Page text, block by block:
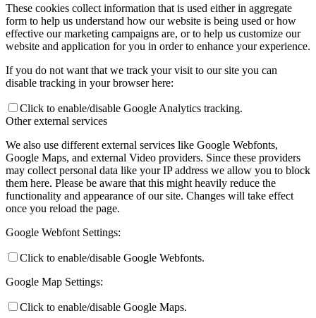
These cookies collect information that is used either in aggregate
form to help us understand how our website is being used or how
effective our marketing campaigns are, or to help us customize our
website and application for you in order to enhance your experience.
If you do not want that we track your visit to our site you can
disable tracking in your browser here:
Click to enable/disable Google Analytics tracking.
Other external services
We also use different external services like Google Webfonts,
Google Maps, and external Video providers. Since these providers
may collect personal data like your IP address we allow you to block
them here. Please be aware that this might heavily reduce the
functionality and appearance of our site. Changes will take effect
once you reload the page.
Google Webfont Settings:
Click to enable/disable Google Webfonts.
Google Map Settings:
Click to enable/disable Google Maps.